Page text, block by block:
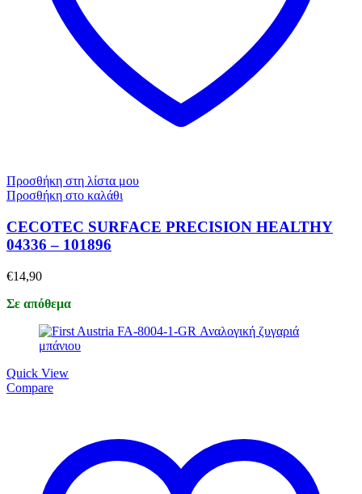
Προσθήκη στη λίστα μου
Προσθήκη στο καλάθι
CECOTEC SURFACE PRECISION HEALTHY
04336 – 101896
€14,90
Σε απόθεμα
Quick View
Compare